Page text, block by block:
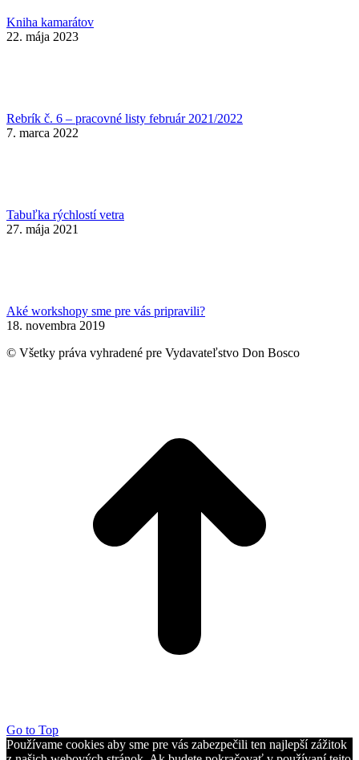
Kniha kamarátov
22. mája 2023
Rebrík č. 6 – pracovné listy február 2021/2022
7. marca 2022
Tabuľka rýchlostí vetra
27. mája 2021
Aké workshopy sme pre vás pripravili?
18. novembra 2019
© Všetky práva vyhradené pre Vydavateľstvo Don Bosco
Go to Top
Používame cookies aby sme pre vás zabezpečili ten najlepší zážitok